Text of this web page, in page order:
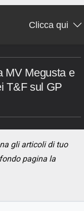
Clicca qui
MV Megusta e
T&F sul GP
gli articoli di tuo
pagina la